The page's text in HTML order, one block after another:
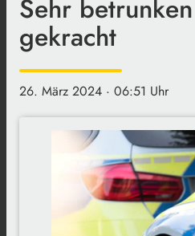
Sehr
gekracht
26. März 2024 · 06:51 Uhr